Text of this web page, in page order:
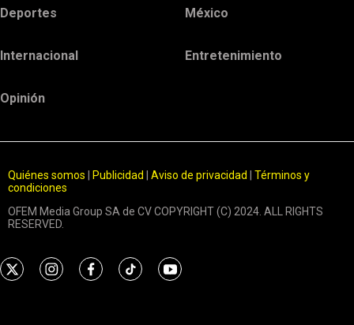
Deportes México
Internacional Entretenimiento
Opinión
Quiénes somos Publicidad Aviso de privacidad
Términos y
condiciones
OFEM Media Group SA de CV COPYRIGHT (C) 2024. ALL RIGHTS
RESERVED.
t
i
f
t
y